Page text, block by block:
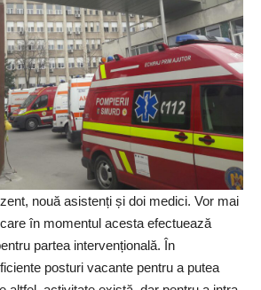
nouă asistenți și doi medici. Vor mai
în momentul acesta efectuează
partea intervențională. În
posturi vacante pentru a putea